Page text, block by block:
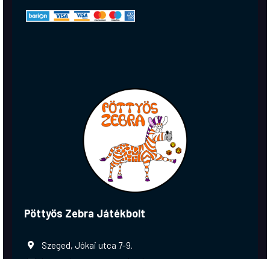
Pöttyös Zebra Játékbolt
Szeged, Jókai utca 7-9.